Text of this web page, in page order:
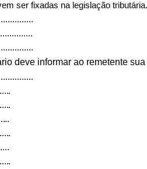
ser fixadas na legislação
deve informar ao remetente